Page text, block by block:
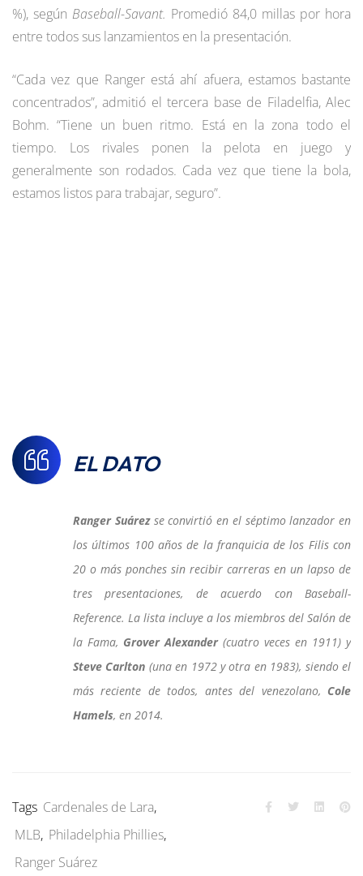
%), según Baseball-Savant. Promedió 84,0 millas por hora
entre todos sus lanzamientos en la presentación.
“Cada vez que Ranger está ahí afuera, estamos bastante
concentrados”, admitió el tercera base de Filadelfia, Alec
Bohm. “Tiene un buen ritmo. Está en la zona todo el
tiempo. Los rivales ponen la pelota en juego y
generalmente son rodados. Cada vez que tiene la bola,
estamos listos para trabajar, seguro”.
EL DATO
Ranger Suárezse convirtió en el séptimo lanzador en
los últimos 100 años de la franquicia de los Filis con
20 o más ponches sin recibir carreras en un lapso de
tres presentaciones, de acuerdo con Baseball-
Reference. La lista incluye a los miembros del Salón de
la Fama, Grover Alexander(cuatro veces en 1911) y
Steve Carlton (una en 1972 y otra en 1983), siendo el
más reciente de todos, antes del venezolano, Cole
Hamels, en 2014.
Tags Cardenales de Lara,
MLB, Philadelphia Phillies,
Ranger Suárez